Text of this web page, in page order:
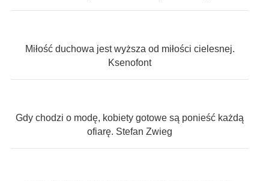
Miłość duchowa jest wyższa od miłości cielesnej.
Ksenofont
Gdy chodzi o modę, kobiety gotowe są ponieść każdą
ofiarę. Stefan Zwieg